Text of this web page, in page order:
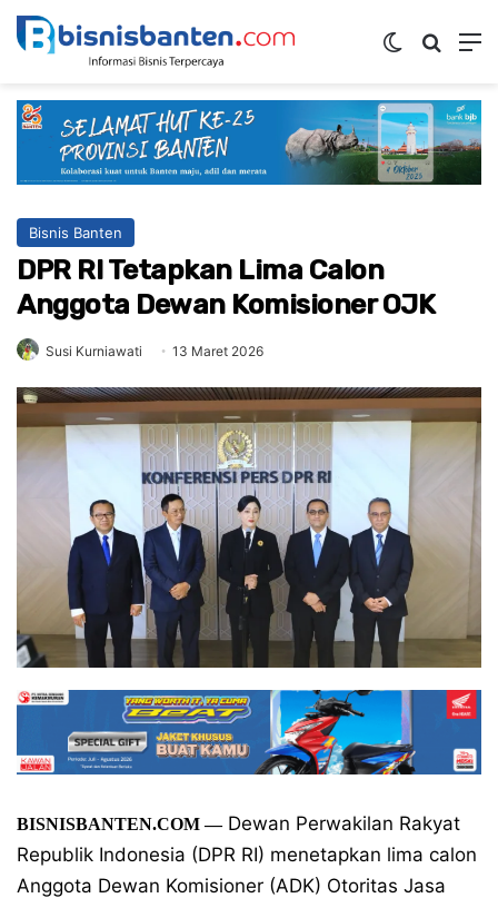
Switch skin
Bisnis Banten
DPR RI Tetapkan Lima Calon
Anggota Dewan Komisioner OJK
Susi Kurniawati 13 Maret 2026
BISNISBANTEN.COM—Dewan Perwakilan Rakyat
Republik Indonesia (DPR RI) menetapkan lima calon
Anggota Dewan Komisioner (ADK) Otoritas Jasa